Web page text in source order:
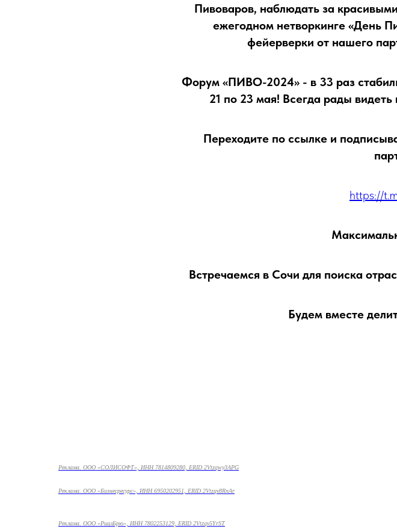
Пивоваров, наблюдать за
ежегодном нетворкинге «День
фейерверки от нашего
Форум «ПИВО-2024» - в 33 раз
21 по 23 мая! Всегда рады видеть
Переходите по ссылке и
https://
Встречаемся в Сочи для поиска
Будем вместе
Реклама. ООО «СОЛИСОФТ», ИНН 7814809280, ERID 2Vtzqwy3APG
Реклама. ООО «Бизнесресурс», ИНН 6950202951, ERID 2Vtzqv8RnAr
Реклама. ООО «РиалБрю», ИНН 7802253129, ERID 2Vtzqv5YrST